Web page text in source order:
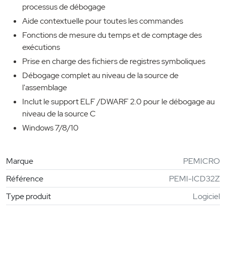
processus de débogage
Aide contextuelle pour toutes les commandes
Fonctions de mesure du temps et de comptage des
exécutions
Prise en charge des fichiers de registres symboliques
Débogage complet au niveau de la source de
l'assemblage
Inclut le support ELF /DWARF 2.0 pour le débogage au
niveau de la source C
Windows 7/8/10
Marque
PEMICRO
Référence
PEMI-ICD32Z
Type produit
Logiciel